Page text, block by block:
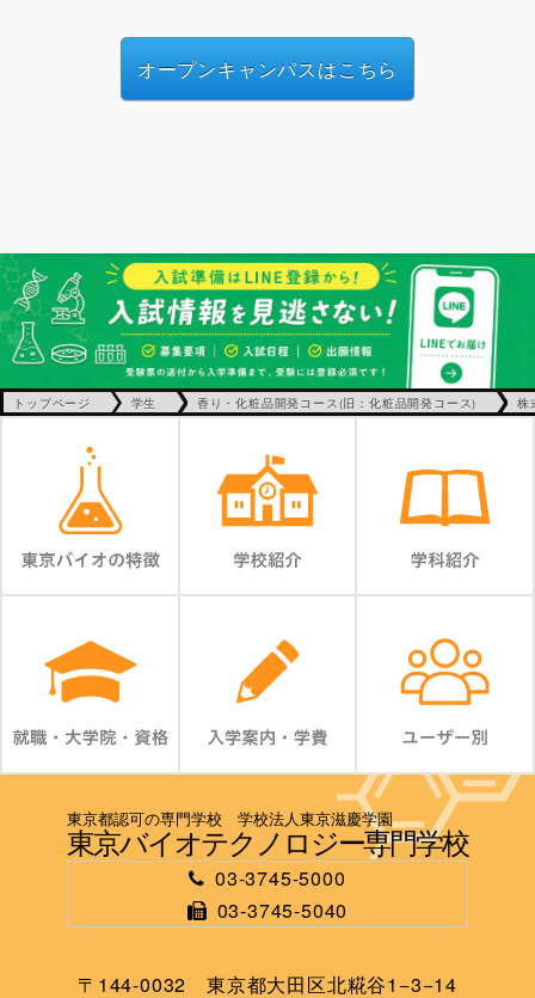
オープンキャンパスはこちら
トップページ 学生 香り・化粧品開発コース(旧：化粧品開発コース) 株
東京都認可の専門学校 学校法人東京滋慶学園
東京バイオテクノロジー専門学校
03-3745-5000
03-3745-5040
〒144-0032 東京都大田区北糀谷1−3−14